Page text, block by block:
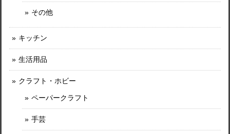
その他
キッチン
生活用品
クラフト・ホビー
ペーパークラフト
手芸